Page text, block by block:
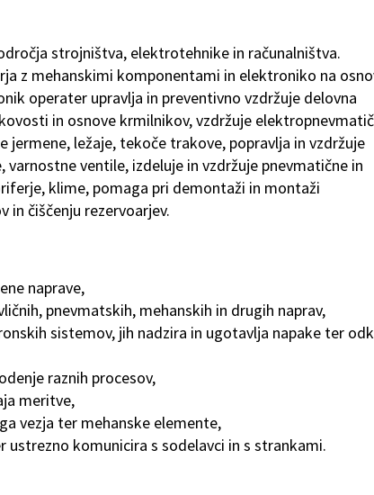
strojništva, elektrotehnike in računalništva.
z mehanskimi komponentami in elektroniko na
operater upravlja in preventivno vzdržuje delovna
in osnove krmilnikov, vzdržuje
jermene, ležaje, tekoče trakove, popravlja in vzdržuje
ventile, izdeluje in vzdržuje pnevmatične in
klime, pomaga pri demontaži in montaži
čiščenju rezervoarjev.
naprave,
pnevmatskih, mehanskih in drugih naprav,
sistemov, jih nadzira in ugotavlja napake ter
raznih procesov,
meritve,
vezja ter mehanske elemente,
komunicira s sodelavci in s strankami.